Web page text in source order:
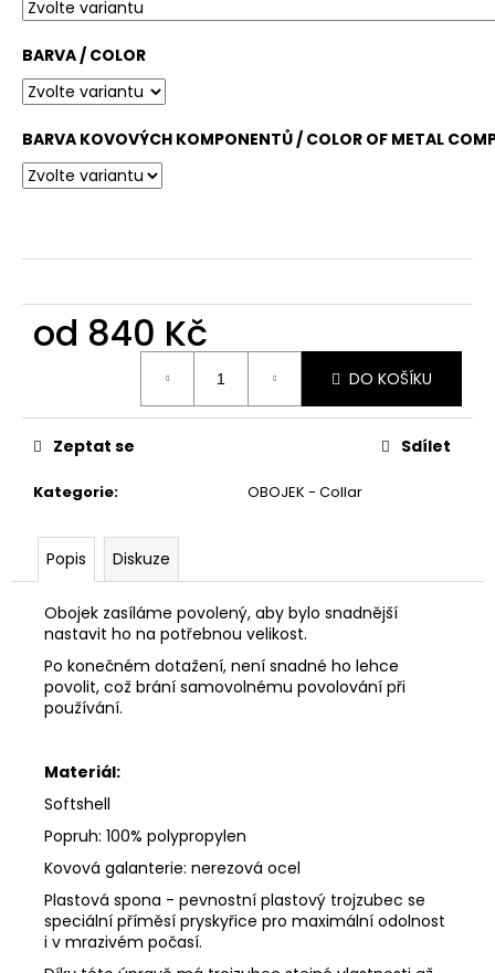
BARVA / COLOR
BARVA KOVOVÝCH KOMPONENTŮ / COLOR OF METAL
od 840 Kč
DO KOŠÍKU
Kategorie: OBOJEK - Collar
Zeptat se Sdílet
Popis Diskuze
Obojek zasíláme povolený, aby bylo snadnější
nastavit ho na potřebnou velikost.
Po konečném dotažení, není snadné ho lehce
povolit, což brání samovolnému povolování při
používání.
Materiál:
Softshell
Popruh: 100% polypropylen
Kovová galanterie: nerezová ocel
Plastová spona - pevnostní plastový trojzubec se
speciální příměsí pryskyřice pro maximální odolnost
i v mrazivém počasí.
u
e
m
e